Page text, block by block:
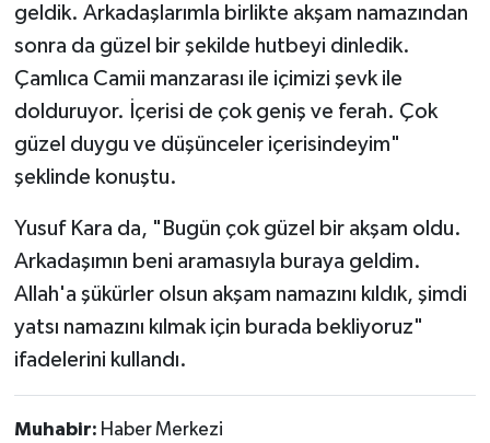
geldik. Arkadaşlarımla birlikte akşam namazından
sonra da güzel bir şekilde hutbeyi dinledik.
Çamlıca Camii manzarası ile içimizi şevk ile
dolduruyor. İçerisi de çok geniş ve ferah. Çok
güzel duygu ve düşünceler içerisindeyim"
şeklinde konuştu.
Yusuf Kara da, "Bugün çok güzel bir akşam oldu.
Arkadaşımın beni aramasıyla buraya geldim.
Allah'a şükürler olsun akşam namazını kıldık, şimdi
yatsı namazını kılmak için burada bekliyoruz"
ifadelerini kullandı.
Muhabir: Haber Merkezi